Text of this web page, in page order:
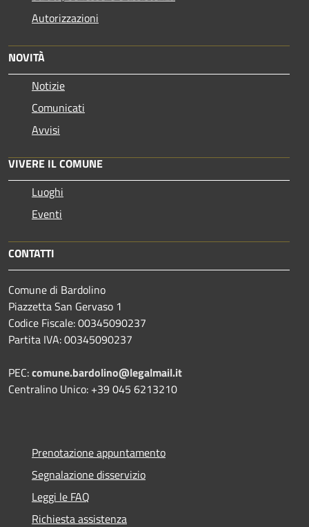
Autorizzazioni
NOVITÀ
Notizie
Comunicati
Avvisi
VIVERE IL COMUNE
Luoghi
Eventi
CONTATTI
Comune di Bardolino
Piazzetta San Gervaso 1
Codice Fiscale: 00345090237
Partita IVA: 00345090237
PEC:comune.bardolino@legalmail.it
Centralino Unico: +39 045 6213210
Prenotazione appuntamento
Segnalazione disservizio
Leggi le FAQ
Richiesta assistenza